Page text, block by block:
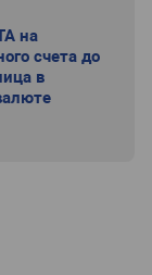
на
счета до
в